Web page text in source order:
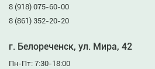
8 (918) 075-60-00
8 (861) 352-20-20
г. Белореченск, ул. Мира, 42
Пн-Пт: 7:30-18:00